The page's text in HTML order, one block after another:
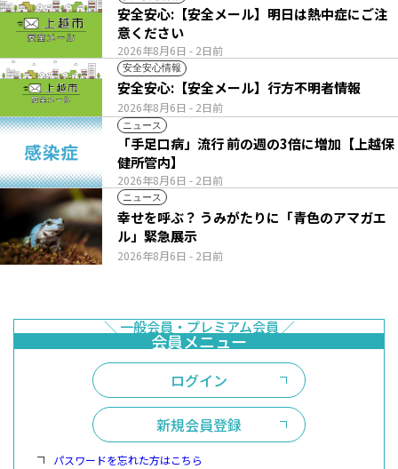
2026年8月6日 - 2日前
安全安心:【安全メール】明日は熱中症にご注
意ください
安全安心情報
2026年8月6日 - 2日前
安全安心:【安全メール】行方不明者情報
ニュース
2026年8月6日 - 2日前
「手足口病」流行 前の週の3倍に増加【上越保
健所管内】
ニュース
2026年8月6日 - 2日前
幸せを呼ぶ？ うみがたりに「青色のアマガエ
ル」緊急展示
ログイン
新規会員登録
パスワードを忘れた方はこちら